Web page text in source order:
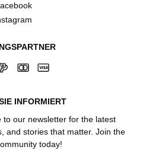
INFORMIERT
to our newsletter for the latest
and stories that matter. Join the
today!